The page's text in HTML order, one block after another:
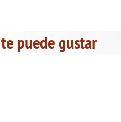
puede gustar